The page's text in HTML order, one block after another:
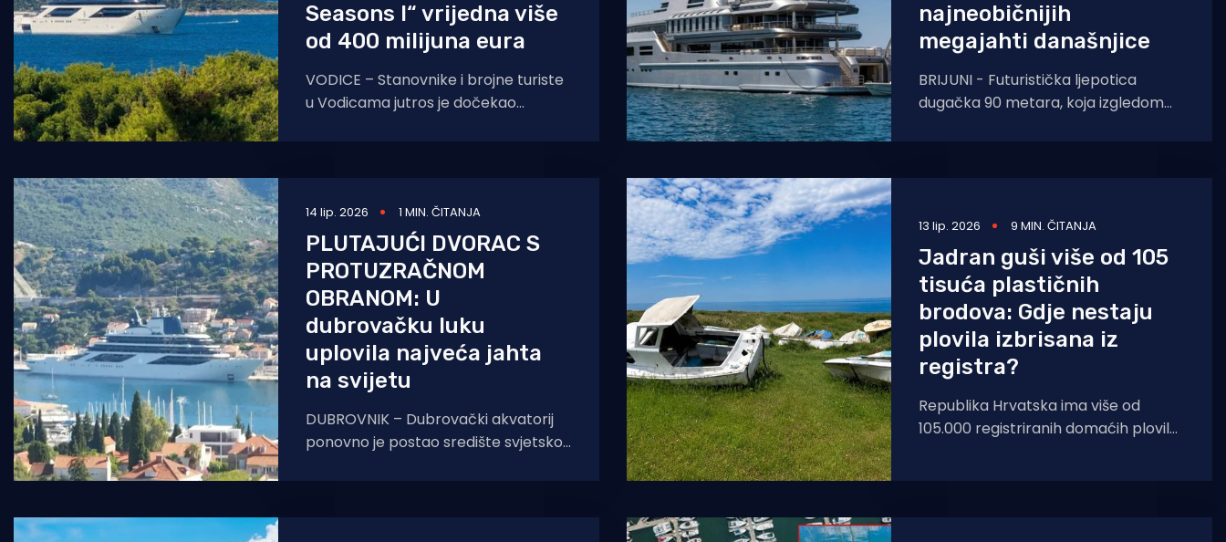
Tradicija i kultura
Seasons I“ vrijedna više
od 400 milijuna eura
VODICE – Stanovnike i brojne turiste
u Vodicama jutros je dočekao
horizontu. Ispred grada usidrio se
najneobičnijih
megajahti današnjice
BRIJUNI - Futuristička ljepotica
dugačka 90 metara, koja izgledom
znanstveno-fantastičnih filmova,
14 lip. 2026 1 MIN. ČITANJA
PLUTAJUĆI DVORAC S
PROTUZRAČNOM
OBRANOM: U
dubrovačku luku
uplovila najveća jahta
na svijetu
DUBROVNIK – Dubrovački akvatorij
ponovno je postao središte svjetskog
dnevnik, u grušku je luku tijekom dana
13 lip. 2026 9 MIN. ČITANJA
Jadran guši više od 105
tisuća plastičnih
brodova: Gdje nestaju
plovila izbrisana iz
registra?
Republika Hrvatska ima više od
105.000 registriranih domaćih plovila